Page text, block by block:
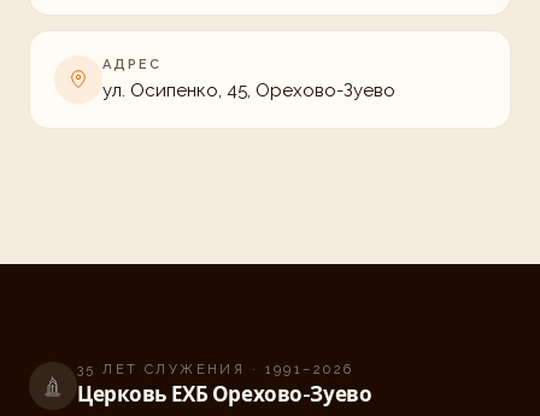
АДРЕС
ул. Осипенко, 45, Орехово-Зуево
35 ЛЕТ СЛУЖЕНИЯ · 1991– 2026
Церковь ЕХБ Орехово-Зуево